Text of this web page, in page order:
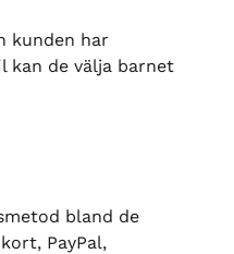
kunden har
kan de välja barnet
bland de
PayPal,